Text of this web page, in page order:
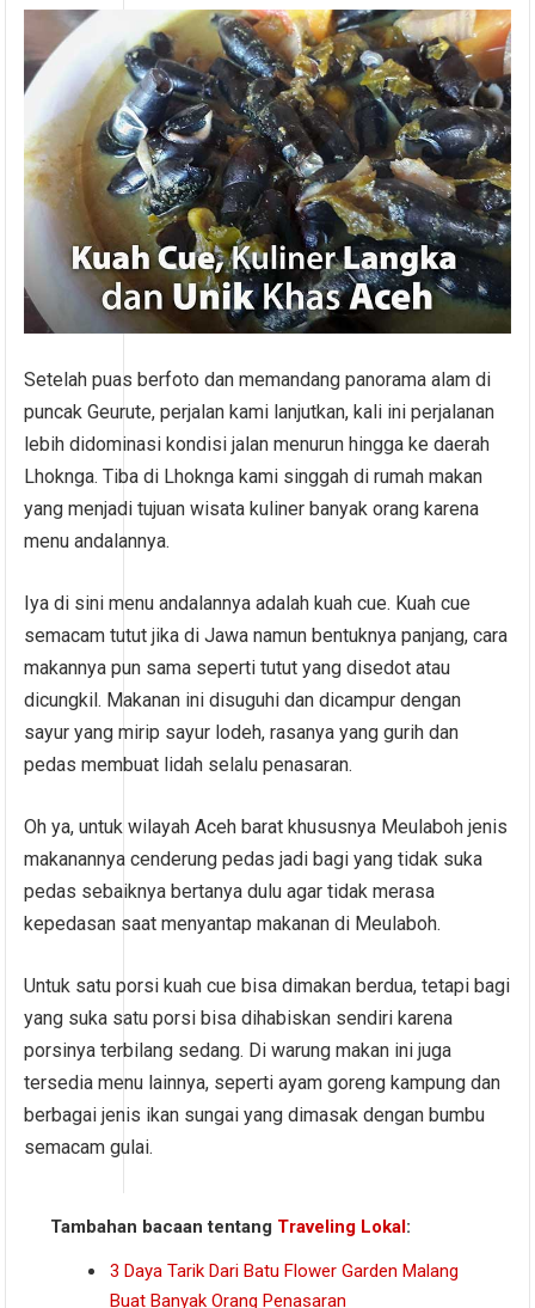
Setelah puas berfoto dan memandang panorama alam di
puncak Geurute, perjalan kami lanjutkan, kali ini perjalanan
lebih didominasi kondisi jalan menurun hingga ke daerah
Lhoknga. Tiba di Lhoknga kami singgah di rumah makan
yang menjadi tujuan wisata kuliner banyak orang karena
menu andalannya.
Iya di sini menu andalannya adalah kuah cue. Kuah cue
semacam tutut jika di Jawa namun bentuknya panjang, cara
makannya pun sama seperti tutut yang disedot atau
dicungkil. Makanan ini disuguhi dan dicampur dengan
sayur yang mirip sayur lodeh, rasanya yang gurih dan
pedas membuat lidah selalu penasaran.
Oh ya, untuk wilayah Aceh barat khususnya Meulaboh jenis
makanannya cenderung pedas jadi bagi yang tidak suka
pedas sebaiknya bertanya dulu agar tidak merasa
kepedasan saat menyantap makanan di Meulaboh.
Untuk satu porsi kuah cue bisa dimakan berdua, tetapi bagi
yang suka satu porsi bisa dihabiskan sendiri karena
porsinya terbilang sedang. Di warung makan ini juga
tersedia menu lainnya, seperti ayam goreng kampung dan
berbagai jenis ikan sungai yang dimasak dengan bumbu
semacam gulai.
Tambahan bacaan tentang Traveling Lokal :
3 Daya Tarik Dari Batu Flower Garden Malang
Buat Banyak Orang Penasaran